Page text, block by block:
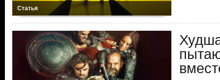
Статья